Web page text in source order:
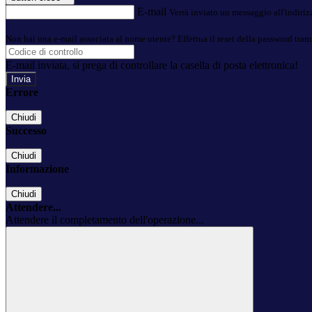
E-mail Verrà inviato un messaggio
Non hai una e-mail associata al nome utente? Effettua il reset della password
E-mail inviata, si prega di controllare la casella di posta elettronica!
Errore
Chiudi
Successo
Chiudi
Informazione
Chiudi
Attendere...
Attendere il completamento dell'operazione...